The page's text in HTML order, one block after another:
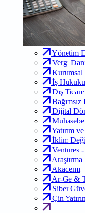
Yönetim
Vergi
Kurumsal
İş Hukuku
Dış
Dijital
Yatırım
İklim
Ventures
Araştırma
Akademi
Ar-Ge &
Siber
Çin